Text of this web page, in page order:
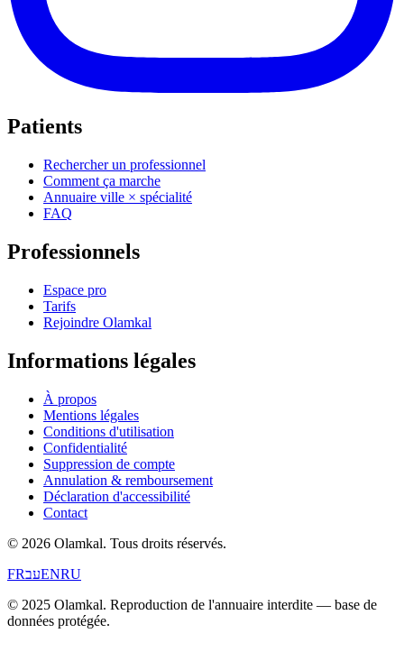
Patients
Rechercher un professionnel
Comment ça marche
Annuaire ville × spécialité
FAQ
Professionnels
Espace pro
Tarifs
Rejoindre Olamkal
Informations légales
À propos
Mentions légales
Conditions d'utilisation
Confidentialité
Suppression de compte
Annulation & remboursement
Déclaration d'accessibilité
Contact
© 2026 Olamkal. Tous droits réservés.
FRעבENRU
© 2025 Olamkal. Reproduction de l'annuaire interdite — base de
données protégée.